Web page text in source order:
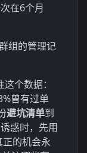
在6个月
组的管理记
个数据：
曾有过单
避坑清单到
惑时，先用
的机会永